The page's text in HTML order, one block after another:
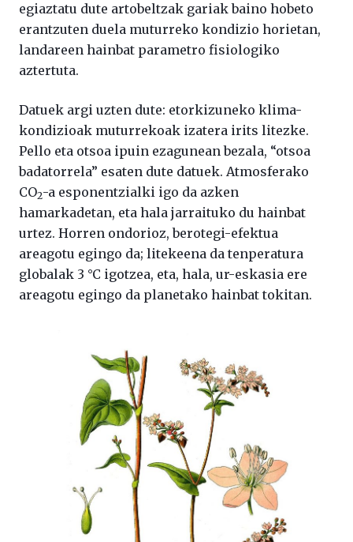
egiaztatu dute artobeltzak gariak baino hobeto
erantzuten duela muturreko kondizio horietan,
landareen hainbat parametro fisiologiko
aztertuta.
Datuek argi uzten dute: etorkizuneko klima-
kondizioak muturrekoak izatera irits litezke.
Pello eta otsoa ipuin ezagunean bezala, “otsoa
badatorrela” esaten dute datuek. Atmosferako
CO2-a esponentzialki igo da azken
hamarkadetan, eta hala jarraituko du hainbat
urtez. Horren ondorioz, berotegi-efektua
areagotu egingo da; litekeena da tenperatura
globalak 3 °C igotzea, eta, hala, ur-eskasia ere
areagotu egingo da planetako hainbat tokitan.